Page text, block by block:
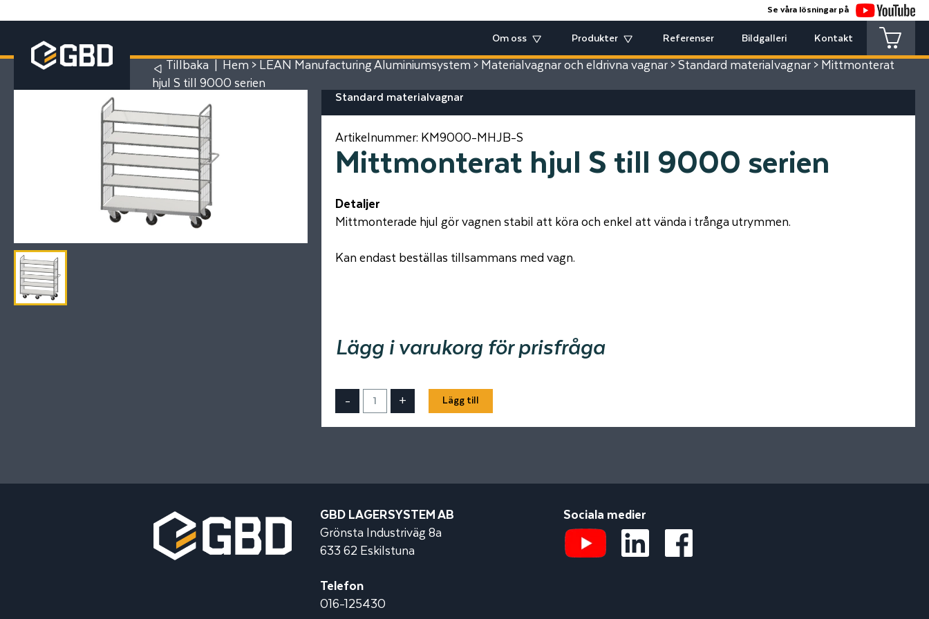
Se våra lösningar på
Om oss Produkter Referenser Bildgalleri Kontakt
Tillbaka Hem > LEAN Manufacturing Aluminiumsystem > Materialvagnar och eldrivna vagnar > Standard materialvagnar > Mittmonterat
hjul S till 9000 serien
Standard materialvagnar
Artikelnummer: KM9000-MHJB-S
Mittmonterat hjul S till 9000 serien
Detaljer
Mittmonterade hjul gör vagnen stabil att köra och enkel att vända i trånga utrymmen.
Kan endast beställas tillsammans med vagn.
Lägg i varukorg för prisfråga
- + Lägg till
GBD LAGERSYSTEM AB
Grönsta Industriväg 8a
633 62 Eskilstuna
Telefon
016-125430
Sociala medier